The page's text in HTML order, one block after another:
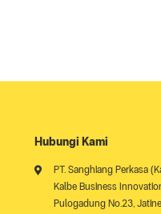
Hubungi Kami
PT. Sanghiang Perkasa
Kalbe Business
Pulogadung No.23,